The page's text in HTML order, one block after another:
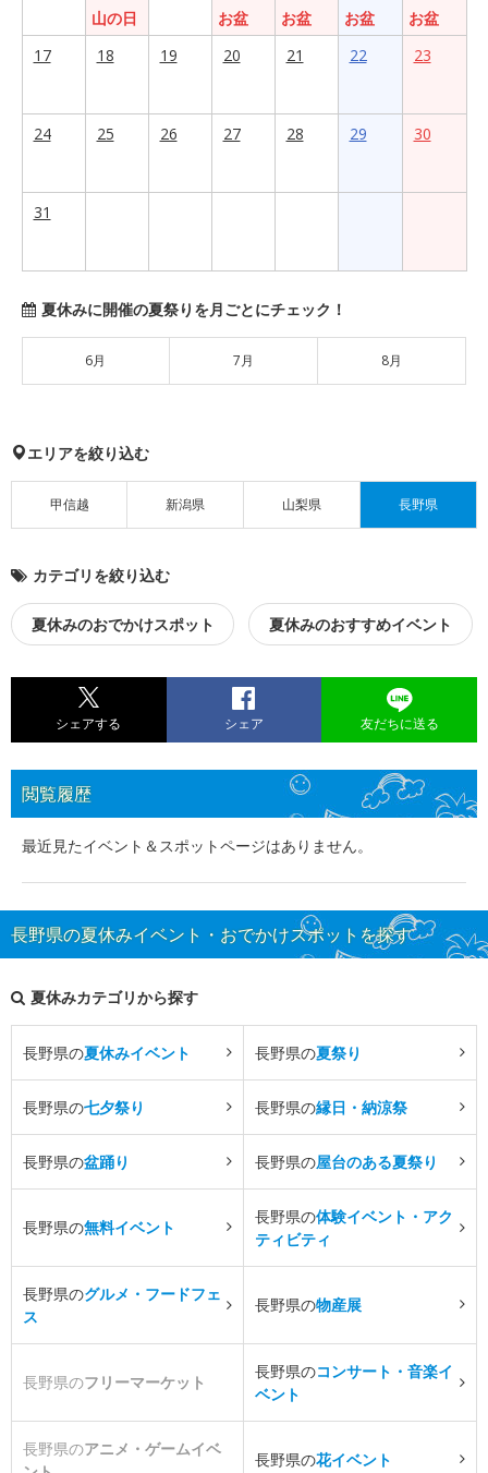
山の日
お盆
お盆
お盆
お盆
17
18 19 20 21 22 23
24 25 26 27 28 29 30
31
夏休みに開催の夏祭りを月ごとにチェック！
6月 7月 8月
エリアを絞り込む
甲信越 新潟県 山梨県 長野県
カテゴリを絞り込む
夏休みのおでかけスポット 夏休みのおすすめイベント
シェアする シェア 友だちに送る
閲覧履歴
最近見たイベント＆スポットページはありません。
長野県の夏休みイベント・おでかけスポットを探す
夏休みカテゴリから探す
長野県の夏休みイベント 長野県の夏祭り
長野県の七夕祭り 長野県の縁日・納涼祭
長野県の盆踊り 長野県の屋台のある夏祭り
長野県の無料イベント
長野県の体験イベント・アク
ティビティ
長野県のグルメ・フードフェ
ス
長野県の物産展
長野県のフリーマーケット
長野県のコンサート・音楽イ
ベント
長野県のアニメ・ゲームイベ
長野県の花イベント